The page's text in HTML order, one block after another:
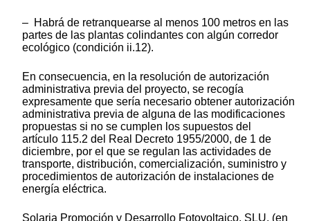
– Habrá de retranquearse al menos 100 metros en las
partes de las plantas colindantes con algún corredor
ecológico (condición ii.12).
En consecuencia, en la resolución de autorización
administrativa previa del proyecto, se recogía
expresamente que sería necesario obtener autorización
administrativa previa de alguna de las modificaciones
propuestas si no se cumplen los supuestos del
artículo 115.2 del Real Decreto 1955/2000, de 1 de
diciembre, por el que se regulan las actividades de
transporte, distribución, comercialización, suministro y
procedimientos de autorización de instalaciones de
energía eléctrica.
Solaria Promoción y Desarrollo Fotovoltaico, SLU, (en